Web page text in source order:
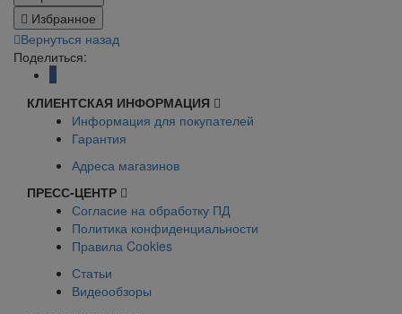
Избранное
Вернуться назад
Поделиться:
КЛИЕНТСКАЯ ИНФОРМАЦИЯ
Информация для покупателей
Гарантия
Адреса магазинов
ПРЕСС-ЦЕНТР
Согласие на обработку ПД
Политика конфиденциальности
Правила Cookies
Статьи
Видеообзоры